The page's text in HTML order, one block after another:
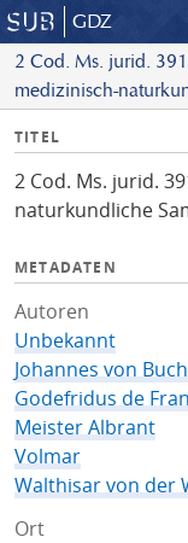
GDZ
2 Cod. Ms. jurid.
medizinisch-
I
f
o
TITEL
2 Cod. Ms. jurid.
naturkundliche
METADATEN
Autoren
Unbekannt
Johannes von Buch
Godefridus de
Meister Albrant
Volmar
Walthisar von der
Ort